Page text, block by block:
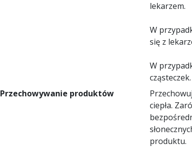
lekarzem.
W
się z
W
Przechowywanie produktów
ciepła.
produktu.